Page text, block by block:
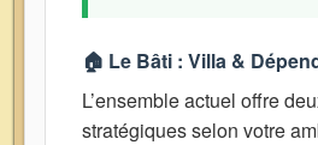
🏠 Le Bâti : Villa &
L’ensemble actuel offre
stratégiques selon votre